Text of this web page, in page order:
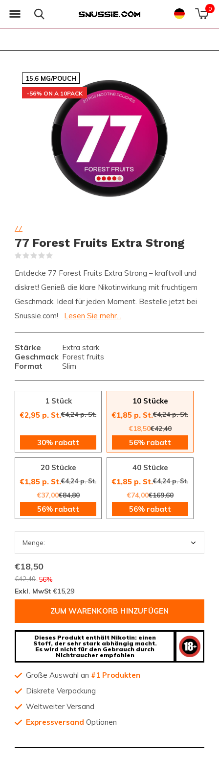
0
15.6 MG/POUCH
-56% ON A 10PACK
77
77 Forest Fruits Extra Strong
Entdecke 77 Forest Fruits Extra Strong – kraftvoll und
diskret! Genieß die klare Nikotinwirkung mit fruchtigem
Geschmack. Ideal für jeden Moment. Bestelle jetzt bei
Snussie.com!
Lesen Sie mehr...
Stärke Extra stark
Geschmack Forest fruits
Format Slim
1 Stück
€2,95 p. St.€4,24 p. St.
30% rabatt
10 Stücke
€1,85 p. St.€4,24 p. St.
€18,50€42,40
56% rabatt
20 Stücke
€1,85 p. St.€4,24 p. St.
€37,00€84,80
56% rabatt
40 Stücke
€1,85 p. St.€4,24 p. St.
€74,00€169,60
56% rabatt
€18,50
€42,40-56%
Exkl. MwSt €15,29
ZUM WARENKORB HINZUFÜGEN
Dieses Produkt enthält Nikotin: einen
Stoff, der sehr stark abhängig macht.
Es wird nicht für den Gebrauch durch
Nichtraucher empfohlen
Große Auswahl an #1 Produkten
Diskrete Verpackung
Weltweiter Versand
Expressversand Optionen